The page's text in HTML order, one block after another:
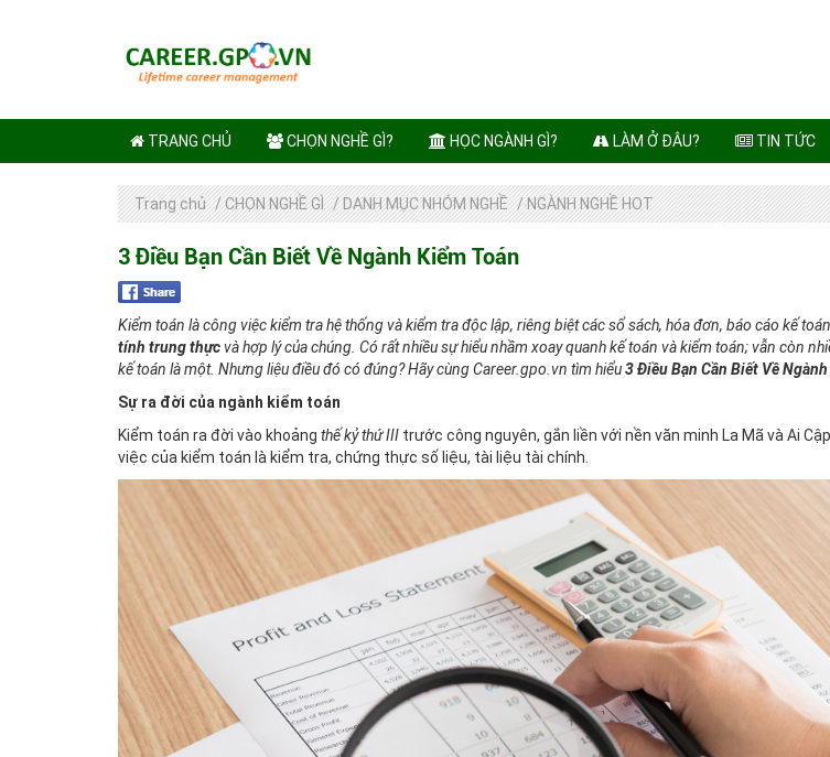
TRANG CHỦ CHỌN NGHỀ GÌ? HỌC NGÀNH GÌ? LÀM Ở ĐÂU? TIN TỨC
Trang chủ / CHỌN NGHỀ GÌ / DANH MỤC NHÓM NGHỀ / NGÀNH NGHỀ HOT
3 Điều Bạn Cần Biết Về Ngành Kiểm Toán
Kiểm toán là công việc kiểm tra hệ thống và kiểm tra độc lập, riêng biệt các sổ sách, hóa đơn, báo cáo kế
tính trung thựcvà hợp lý của chúng. Có rất nhiều sự hiểu nhầm xoay quanh kế toán và kiểm toán; vẫn còn
kế toán là một. Nhưng liệu điều đó có đúng? Hãy cùng Career.gpo.vn tìm hiểu3 Điều Bạn Cần Biết Về
Sự ra đời của ngành kiểm toán
Kiểm toán ra đời vào khoảng thế kỷ thứ III trước công nguyên, gắn liền với nền văn minh La Mã và Ai
việc của kiểm toán là kiểm tra, chứng thực số liệu, tài liệu tài chính.